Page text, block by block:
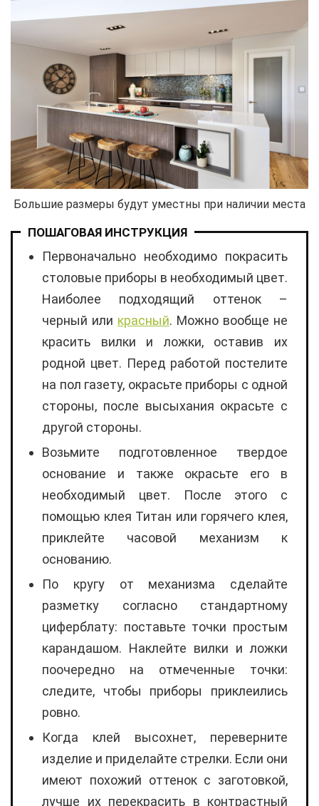
Большие размеры будут уместны при наличии места
ПОШАГОВАЯ ИНСТРУКЦИЯ
Первоначально необходимо покрасить
столовые приборы в необходимый цвет.
Наиболее подходящий оттенок –
черный или красный. Можно вообще не
красить вилки и ложки, оставив их
родной цвет. Перед работой постелите
на пол газету, окрасьте приборы с одной
стороны, после высыхания окрасьте с
другой стороны.
Возьмите подготовленное твердое
основание и также окрасьте его в
необходимый цвет. После этого с
помощью клея Титан или горячего клея,
приклейте часовой механизм к
основанию.
По кругу от механизма сделайте
разметку согласно стандартному
циферблату: поставьте точки простым
карандашом. Наклейте вилки и ложки
поочередно на отмеченные точки:
следите, чтобы приборы приклеились
ровно.
Когда клей высохнет, переверните
изделие и приделайте стрелки. Если они
имеют похожий оттенок с заготовкой,
лучше их перекрасить в контрастный